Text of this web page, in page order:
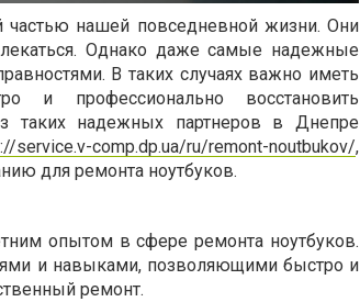
частью нашей повседневной жизни. Они
Однако даже самые надежные
В таких случаях важно иметь
и профессионально восстановить
таких надежных партнеров в Днепре
service.v-comp.dp.ua/ru/remont-noutbukov/,
для ремонта ноутбуков.
опытом в сфере ремонта ноутбуков.
и навыками, позволяющими быстро и
ремонт.